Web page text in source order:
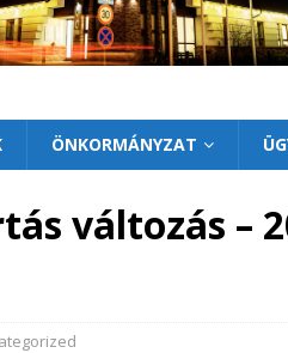
ÖNKORMÁNYZAT
változás –